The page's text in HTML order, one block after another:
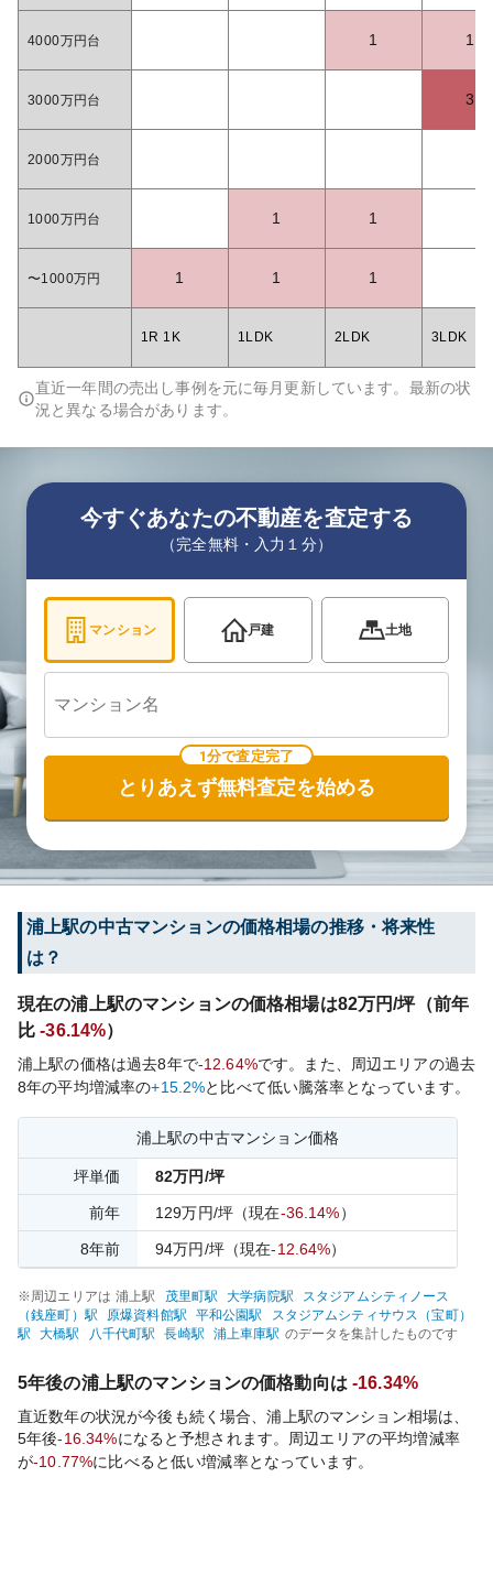
4000万円台 1 1
3000万円台 3
2000万円台
1000万円台 1 1
〜1000万円 1 1 1
1R 1K 1LDK 2LDK 3LDK
直近一年間の売出し事例を元に毎月更新しています。最新の状
況と異なる場合があります。
今すぐあなたの不動産を査定する
（完全無料・入力１分）
マンション 戸建 土地
1分で査定完了
とりあえず無料査定を始める
浦上駅の中古マンションの価格相場の推移・将来性
は？
現在の浦上駅のマンションの価格相場は82万円/坪（前年
比 -36.14%）
浦上駅の価格は過去8年で-12.64%です。
また、周辺エリアの過去
8年の平均増減率の+15.2%と比べて低い騰落率となっています。
浦上駅の中古マンション価格
坪単価 82万円/坪
前年 129万円/坪 （現在-36.14%）
8年前 94万円/坪（現在-12.64%）
※周辺エリアは 浦上駅 茂里町駅 大学病院駅
スタジアムシティノース
（銭座町）駅 原爆資料館駅 平和公園駅
スタジアムシティサウス（宝町）
駅
大橋駅 八千代町駅 長崎駅 浦上車庫駅 のデータを集計したものです
5年後の浦上駅のマンションの価格動向は -16.34%
直近数年の状況が今後も続く場合、浦上駅のマンション相場は、
5年後-16.34%になると予想されます。周辺エリアの平均増減率
が-10.77%に比べると低い増減率となっています。